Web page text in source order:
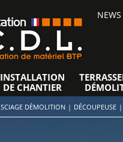
NEWS
INSTALLATION
DE CHANTIER
SCIAGE DÉMOLITION | DÉCOUPEUSE |